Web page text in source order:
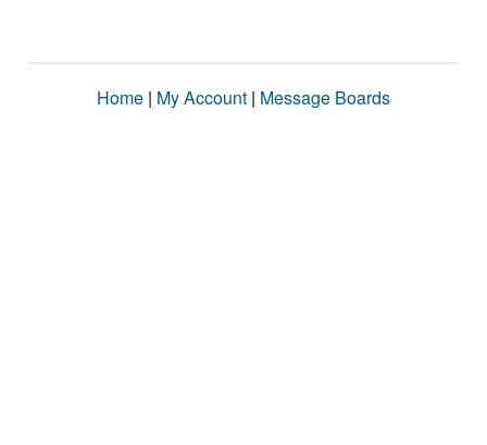
Home | My Account | Message Boards